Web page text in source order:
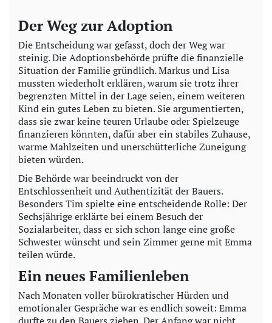
Der Weg zur Adoption
Die Entscheidung war gefasst, doch der Weg war
steinig. Die Adoptionsbehörde prüfte die finanzielle
Situation der Familie gründlich. Markus und Lisa
mussten wiederholt erklären, warum sie trotz ihrer
begrenzten Mittel in der Lage seien, einem weiteren
Kind ein gutes Leben zu bieten. Sie argumentierten,
dass sie zwar keine teuren Urlaube oder Spielzeuge
finanzieren könnten, dafür aber ein stabiles Zuhause,
warme Mahlzeiten und unerschütterliche Zuneigung
bieten würden.
Die Behörde war beeindruckt von der
Entschlossenheit und Authentizität der Bauers.
Besonders Tim spielte eine entscheidende Rolle: Der
Sechsjährige erklärte bei einem Besuch der
Sozialarbeiter, dass er sich schon lange eine große
Schwester wünscht und sein Zimmer gerne mit Emma
teilen würde.
Ein neues Familienleben
Nach Monaten voller bürokratischer Hürden und
emotionaler Gespräche war es endlich soweit: Emma
durfte zu den Bauers ziehen. Der Anfang war nicht